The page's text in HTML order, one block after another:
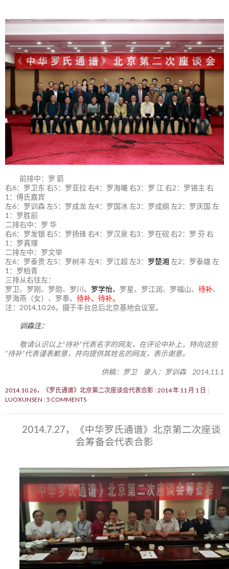
前排中：罗 箭
右6：罗卫东 右5：罗亚拉 右4：罗海曦 右3：罗 江 右2：罗锡主 右
1：傅氏嘉宾
左6：罗训森 左5：罗成龙 左4：罗国冰 左3：罗成纲 左2：罗庆国 左
1：罗胜前
二排右中：罗 华
右6：罗发银 右5：罗扬锋 右4：罗汉泉 右3：罗在砚 右2：罗 芬 右
1：罗真理
二排左中：罗文举
左6：罗泰贵 左5：罗树丰 左4：罗江超 左3： 罗楚湘 左2：罗泰雄 左
1：罗柏青
三排从右往左：
罗卫、罗刚、罗勋、罗川 、 罗学怡、 罗星、罗江润、罗福山、 待补、
罗海燕（女）、罗奉、 待补、待补。
注：2014.10.26，摄于丰台总后北京基地会议室。
训森注：
敬请认识以上“待补”代表名字的网友，在评论中补上，特向这些
“待补”代表谨表歉意，并向提供其姓名的网友，表示谢意。
供稿：罗卫 录入：罗训森 2014.11.1
2014.10.26，《罗氏通谱》北京第二次座谈会代表合影 2014 年 11 月 1 日
LUOXUNSEN 5 COMMENTS
2014.7.27，《中华罗氏通谱》北京第二次座谈
会筹备会代表合影